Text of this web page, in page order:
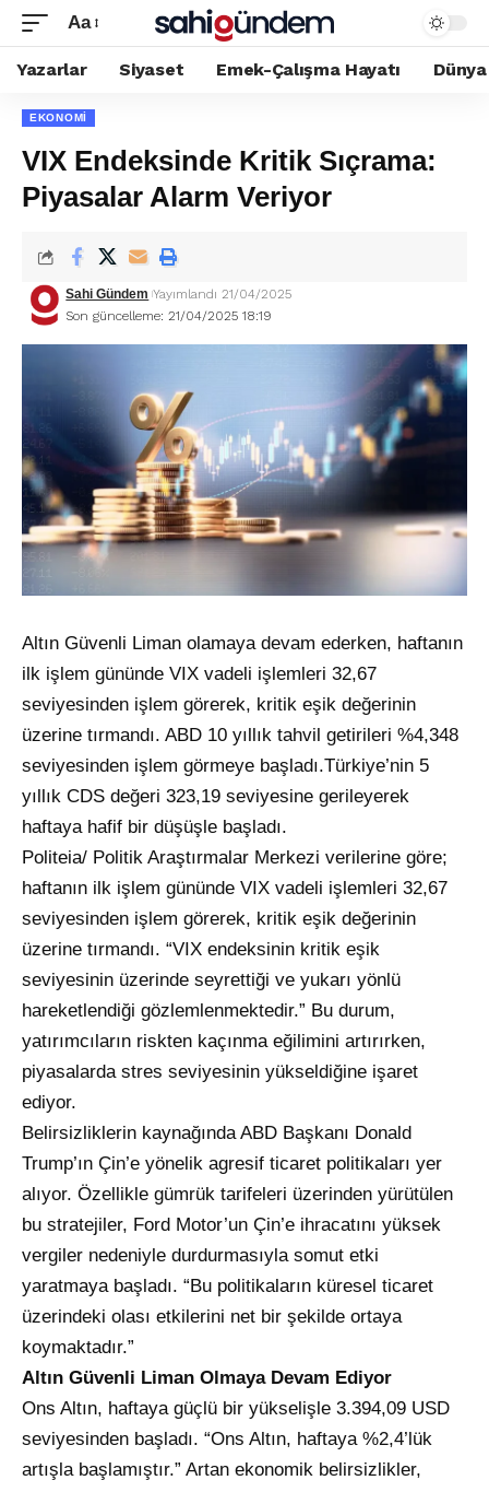
Aa
Yazarlar Siyaset Emek-Çalışma Hayatı Dünya
EKONOMI
VIX Endeksinde Kritik Sıçrama:
Piyasalar Alarm Veriyor
Son güncelleme: 21/04/2025 18:19
Sahi Gündem Yayımlandı 21/04/2025
Altın Güvenli Liman olamaya devam ederken, haftanın
ilk işlem gününde VIX vadeli işlemleri 32,67
seviyesinden işlem görerek, kritik eşik değerinin
üzerine tırmandı. ABD 10 yıllık tahvil getirileri %4,348
seviyesinden işlem görmeye başladı.Türkiye’nin 5
yıllık CDS değeri 323,19 seviyesine gerileyerek
haftaya hafif bir düşüşle başladı.
Politeia/ Politik Araştırmalar Merkezi verilerine göre;
haftanın ilk işlem gününde VIX vadeli işlemleri 32,67
seviyesinden işlem görerek, kritik eşik değerinin
üzerine tırmandı. “VIX endeksinin kritik eşik
seviyesinin üzerinde seyrettiği ve yukarı yönlü
hareketlendiği gözlemlenmektedir.” Bu durum,
yatırımcıların riskten kaçınma eğilimini artırırken,
piyasalarda stres seviyesinin yükseldiğine işaret
ediyor.
Belirsizliklerin kaynağında ABD Başkanı Donald
Trump’ın Çin’e yönelik agresif ticaret politikaları yer
alıyor. Özellikle gümrük tarifeleri üzerinden yürütülen
bu stratejiler, Ford Motor’un Çin’e ihracatını yüksek
vergiler nedeniyle durdurmasıyla somut etki
yaratmaya başladı. “Bu politikaların küresel ticaret
üzerindeki olası etkilerini net bir şekilde ortaya
koymaktadır.”
Altın Güvenli Liman Olmaya Devam Ediyor
Ons Altın, haftaya güçlü bir yükselişle 3.394,09 USD
seviyesinden başladı. “Ons Altın, haftaya %2,4’lük
artışla başlamıştır.” Artan ekonomik belirsizlikler,